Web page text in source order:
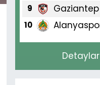
9 Gaziantep
10
Detaylar